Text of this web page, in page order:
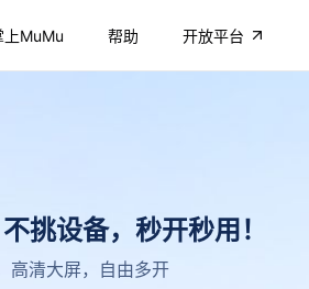
上MuMu 帮助 开放平台
挑设备，秒开秒用！
高清大屏，自由多开